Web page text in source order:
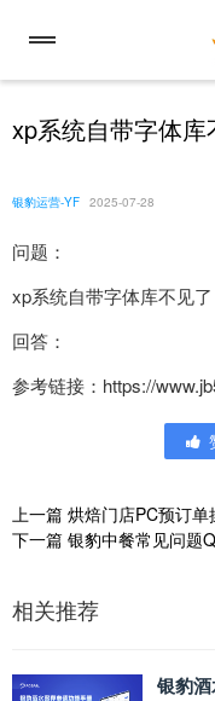
xp系统自带字体库
银豹运营-YF 2025-07-28
问题：
xp系统自带字体库不见了
回答：
参考链接：https://
上一篇 烘焙门店PC预订单
下一篇 银豹中餐常见问题
相关推荐
银豹